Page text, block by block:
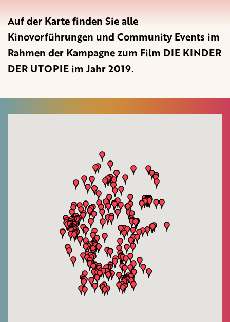
Auf der Karte finden Sie alle
Kinovorführungen und Community Events im
Rahmen der Kampagne zum Film DIE KINDER
DER UTOPIE im Jahr 2019.